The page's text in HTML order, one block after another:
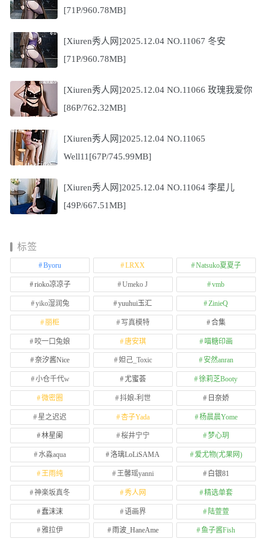
[71P/960.78MB]
[Xiuren秀人网]2025.12.04 NO.11067 冬安
[71P/960.78MB]
[Xiuren秀人网]2025.12.04 NO.11066 玫瑰我爱你
[86P/762.32MB]
[Xiuren秀人网]2025.12.04 NO.11065
Well11[67P/745.99MB]
[Xiuren秀人网]2025.12.04 NO.11064 李星儿
[49P/667.51MB]
标签
Byoru LRXX Natsuko夏夏子
rioko凉凉子 Umeko J vmb
yiko湿润兔 yuuhui玉汇 ZinieQ
丽柜 写真模特 合集
咬一口兔娘 唐安琪 喵糖印画
奈汐酱Nice 妲己_Toxic 安然anran
小仓千代w 尤蜜荟 徐莉芝Booty
微密圈 抖娘-利世 日奈娇
星之迟迟 杏子Yada 杨晨晨Yome
林星阑 桜井宁宁 梦心玥
水淼aqua 洛璃LoLiSAMA 爱尤物(尤果网)
王雨纯 王馨瑶yanni 白银81
神楽坂真冬 秀人网 精选单套
蠢沫沫 语画界 陆萱萱
雅拉伊 雨波_HaneAme 鱼子酱Fish